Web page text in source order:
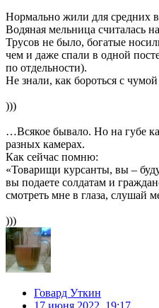
Нормально жили для средних
Водяная мельница считалась
Трусов не было, богатые
чем и даже спали в одной
по отдельности).
Не знали, как бороться с
)))
…Всякое бывало. Но на губе
разных камерах.
Как сейчас помню:
«Товарищи курсанты, вы –
вы подаете солдатам и
смотреть мне в глаза, слушай
)))
Говард Уткин